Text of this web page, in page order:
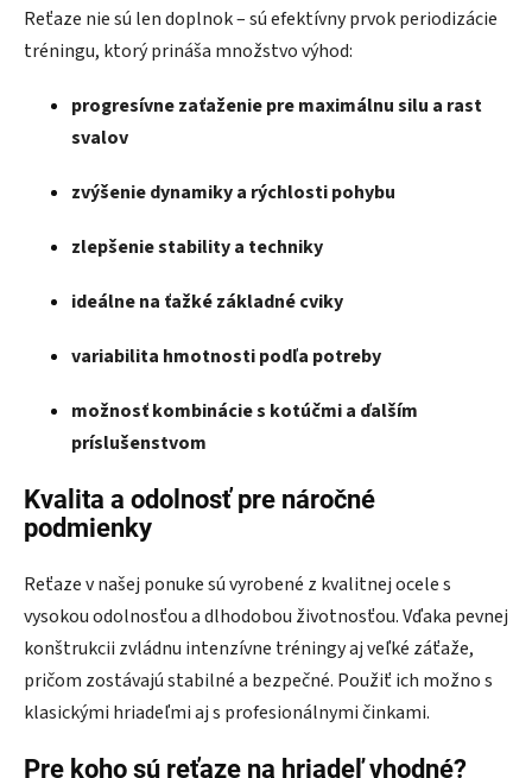
Reťaze nie sú len doplnok – sú efektívny prvok periodizácie
tréningu, ktorý prináša množstvo výhod:
progresívne zaťaženie pre maximálnu silu a rast
svalov
zvýšenie dynamiky a rýchlosti pohybu
zlepšenie stability a techniky
ideálne na ťažké základné cviky
variabilita hmotnosti podľa potreby
možnosť kombinácie s kotúčmi a ďalším
príslušenstvom
Kvalita a odolnosť pre náročné
podmienky
Reťaze v našej ponuke sú vyrobené z kvalitnej ocele s
vysokou odolnosťou a dlhodobou životnosťou. Vďaka pevnej
konštrukcii zvládnu intenzívne tréningy aj veľké záťaže,
pričom zostávajú stabilné a bezpečné. Použiť ich možno s
klasickými hriadeľmi aj s profesionálnymi činkami.
Pre koho sú reťaze na hriadeľ vhodné?